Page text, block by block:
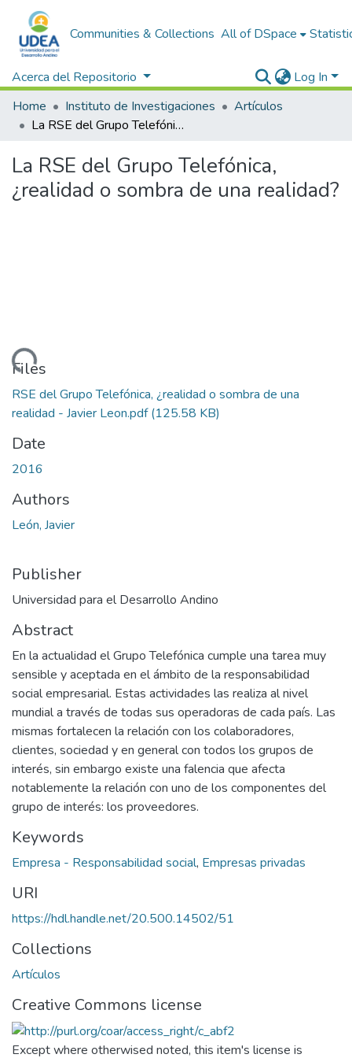
Communities & Collections All of DSpace
Acerca del Repositorio
Log In
Home
Instituto de Investigaciones
Artículos
La RSE del Grupo Telefónica, ¿realidad o sombra de una realidad?
La RSE del Grupo Telefónica,
¿realidad o sombra de una realidad?
Loading...
Files
RSE del Grupo Telefónica, ¿realidad o sombra de una
realidad - Javier Leon.pdf(125.58 KB)
Date
2016
Authors
León, Javier
Publisher
Universidad para el Desarrollo Andino
Abstract
En la actualidad el Grupo Telefónica cumple una tarea muy
sensible y aceptada en el ámbito de la responsabilidad
social empresarial. Estas actividades las realiza al nivel
mundial a través de todas sus operadoras de cada país. Las
mismas fortalecen la relación con los colaboradores,
clientes, sociedad y en general con todos los grupos de
interés, sin embargo existe una falencia que afecta
notablemente la relación con uno de los componentes del
grupo de interés: los proveedores.
Keywords
Empresa - Responsabilidad social, Empresas privadas
URI
https://hdl.handle.net/20.500.14502/51
Collections
Artículos
Creative Commons license
Except where otherwised noted, this item's license is